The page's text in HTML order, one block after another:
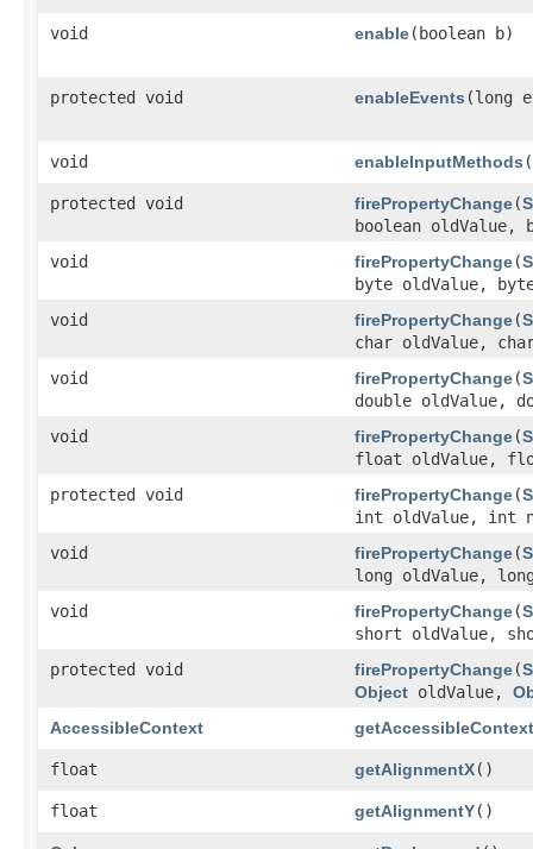
void enable​(boolean b)
protected void enableEvents ​(long
void enableInputMethods
protected void firePropertyChange​(
boolean oldValue,
void
firePropertyChange​(
byte oldValue,
void
firePropertyChange​(
char oldValue,
void
firePropertyChange​(
double oldValue,
void
firePropertyChange​(
float oldValue,
protected void
firePropertyChange​(
int oldValue, int
void
firePropertyChange​(
long oldValue,
void
firePropertyChange​(
short oldValue,
protected void
firePropertyChange​(
Object oldValue,
AccessibleContext
getAccessibleContext
float getAlignmentX()
float getAlignmentY()